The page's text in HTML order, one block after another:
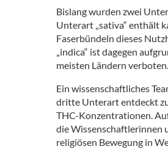
Bislang wurden zwei
Unterart „sativa“ enthält
Faserbündeln dieses
„indica“ ist dagegen
meisten Ländern verboten.
Ein wissenschaftliches
dritte Unterart entdeckt
THC-Konzentrationen.
die Wissenschaftlerinnen
religiösen Bewegung in